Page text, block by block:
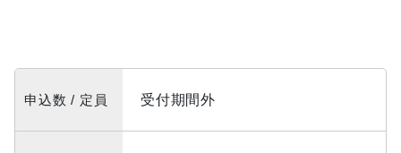
申込数 / 定員 受付期間外